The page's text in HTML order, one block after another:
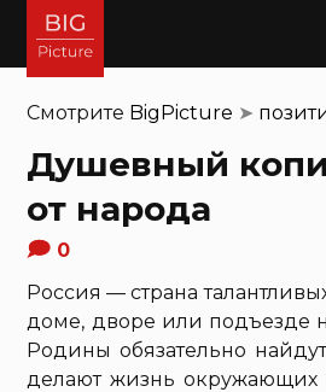
Смотрите BigPicture ➤
Душевный
от народа
0
Россия — страна
доме, дворе или подъезде
Родины обязательно
делают жизнь окружающих